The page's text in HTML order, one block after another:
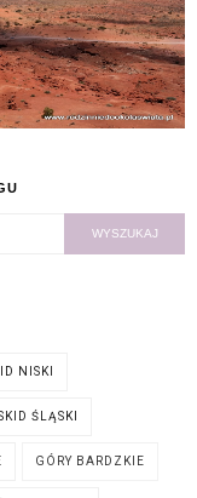
NISKI
ŚLĄSKI
GÓRY BARDZKIE